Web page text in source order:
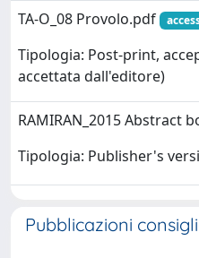
TA-O_08 Provolo.pdf
Tipologia: Post-print,
accettata dall'editore)
RAMIRAN_2015 Abstract
Tipologia: Publisher's
Pubblicazioni